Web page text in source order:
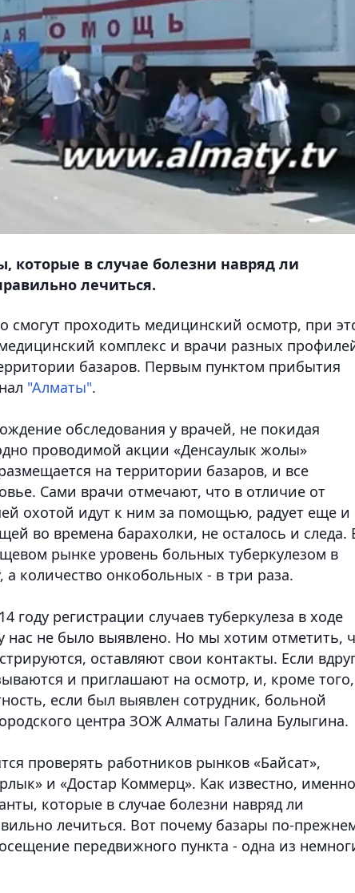
которые в случае болезни навряд ли
лечиться.
смогут проходить медицинский осмотр, при
комплекс и врачи разных
базаров. Первым пунктом прибытия
"Алматы".
обследования у врачей, не покидая
проводимой акции «Денсаулык жолы»
на территории базаров, и все
Сами врачи отмечают, что в отличие от
охотой идут к ним за помощью, радует еще и
во времена барахолки, не осталось и следа.
рынке уровень больных туберкулезом в
количество онкобольных - в три раза.
году регистрации случаев туберкулеза в ходе
нас не было выявлено. Но мы хотим отметить,
оставляют свои контакты. Если
и приглашают на осмотр, и, кроме того,
если был выявлен сотрудник, больной
центра ЗОЖ Алматы Галина Булыгина.
проверять работников рынков «Байсат»,
и «Достар Коммерц». Как известно, именно
которые в случае болезни навряд ли
лечиться. Вот почему базары по-
передвижного пункта - одна из